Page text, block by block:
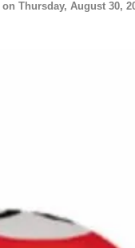
on Thursday, August 30,